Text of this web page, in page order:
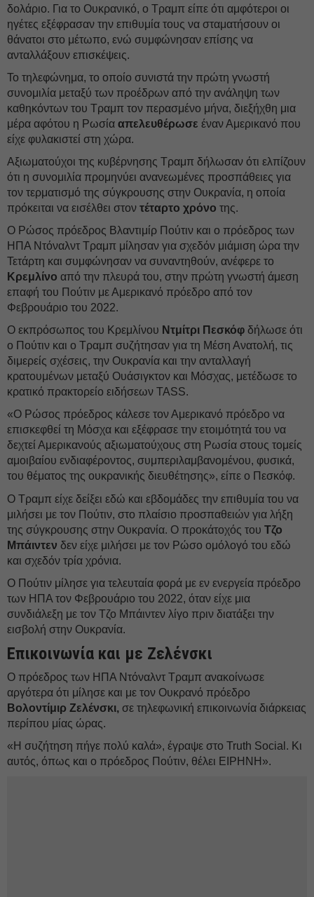
δολάριο. Για το Ουκρανικό, ο Τραμπ είπε ότι αμφότεροι οι
ηγέτες εξέφρασαν την επιθυμία τους να σταματήσουν οι
θάνατοι στο μέτωπο, ενώ συμφώνησαν επίσης να
ανταλλάξουν επισκέψεις.
To τηλεφώνημα, το οποίο συνιστά την πρώτη γνωστή
συνομιλία μεταξύ των προέδρων από την ανάληψη των
καθηκόντων του Τραμπ τον περασμένο μήνα, διεξήχθη μια
μέρα αφότου η Ρωσία απελευθέρωσε έναν Αμερικανό που
είχε φυλακιστεί στη χώρα.
Αξιωματούχοι της κυβέρνησης Τραμπ δήλωσαν ότι ελπίζουν
ότι η συνομιλία προμηνύει ανανεωμένες προσπάθειες για
τον τερματισμό της σύγκρουσης στην Ουκρανία, η οποία
πρόκειται να εισέλθει στον τέταρτο χρόνο της.
Ο Ρώσος πρόεδρος Βλαντιμίρ Πούτιν και ο πρόεδρος των
ΗΠΑ Ντόναλντ Τραμπ μίλησαν για σχεδόν μιάμιση ώρα την
Τετάρτη και συμφώνησαν να συναντηθούν, ανέφερε το
Κρεμλίνο από την πλευρά του, στην πρώτη γνωστή άμεση
επαφή του Πούτιν με Αμερικανό πρόεδρο από τον
Φεβρουάριο του 2022.
Ο εκπρόσωπος του Κρεμλίνου Ντμίτρι Πεσκόφ δήλωσε ότι
ο Πούτιν και ο Τραμπ συζήτησαν για τη Μέση Ανατολή, τις
διμερείς σχέσεις, την Ουκρανία και την ανταλλαγή
κρατουμένων μεταξύ Ουάσιγκτον και Μόσχας, μετέδωσε το
κρατικό πρακτορείο ειδήσεων TASS.
«Ο Ρώσος πρόεδρος κάλεσε τον Αμερικανό πρόεδρο να
επισκεφθεί τη Μόσχα και εξέφρασε την ετοιμότητά του να
δεχτεί Αμερικανούς αξιωματούχους στη Ρωσία στους τομείς
αμοιβαίου ενδιαφέροντος, συμπεριλαμβανομένου, φυσικά,
του θέματος της ουκρανικής διευθέτησης», είπε ο Πεσκόφ.
Ο Τραμπ είχε δείξει εδώ και εβδομάδες την επιθυμία του να
μιλήσει με τον Πούτιν, στο πλαίσιο προσπαθειών για λήξη
της σύγκρουσης στην Ουκρανία. Ο προκάτοχός του Τζο
Μπάιντεν δεν είχε μιλήσει με τον Ρώσο ομόλογό του εδώ
και σχεδόν τρία χρόνια.
Ο Πούτιν μίλησε για τελευταία φορά με εν ενεργεία πρόεδρο
των ΗΠΑ τον Φεβρουάριο του 2022, όταν είχε μια
συνδιάλεξη με τον Τζο Μπάιντεν λίγο πριν διατάξει την
εισβολή στην Ουκρανία.
Επικοινωνία και με Ζελένσκι
Ο πρόεδρος των ΗΠΑ Ντόναλντ Τραμπ ανακοίνωσε
αργότερα ότι μίλησε και με τον Ουκρανό πρόεδρο
Βολοντίμιρ Ζελένσκι, σε τηλεφωνική επικοινωνία διάρκειας
περίπου μίας ώρας.
«Η συζήτηση πήγε πολύ καλά», έγραψε στο Truth Social. Κι
αυτός, όπως και ο πρόεδρος Πούτιν, θέλει ΕΙΡΗΝΗ».